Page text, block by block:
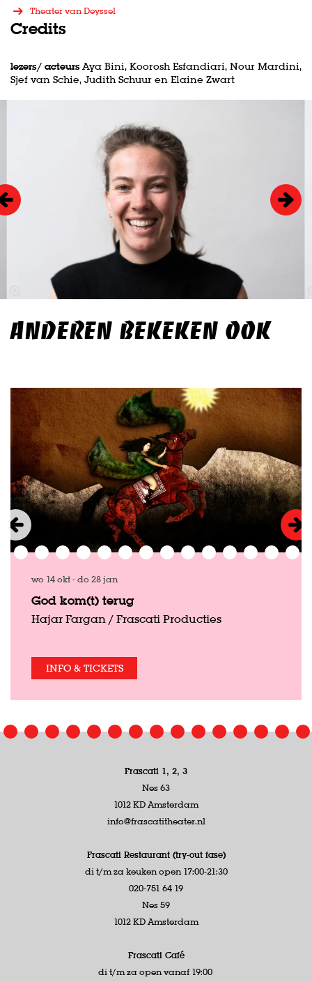
Theater van Deyssel
Credits
lezers/ acteursAya Bini, Koorosh Esfandiari, Nour Mardini,
Sjef van Schie, Judith Schuur en Elaine Zwart
ANDEREN BEKEKEN OOK
God kom(t) terug
Hajar Fargan / Frascati Producties
wo 14 okt-do 28 jan
INFO & TICKETS
Frascati 1, 2, 3
Nes 63
1012 KD Amsterdam
info@frascatitheater.nl
Frascati Restaurant (try-out fase)
di t/m za keuken open 17:00-21:30
020-751 64 19
Nes 59
1012 KD Amsterdam
Frascati Café
di t/m za open vanaf 19:00